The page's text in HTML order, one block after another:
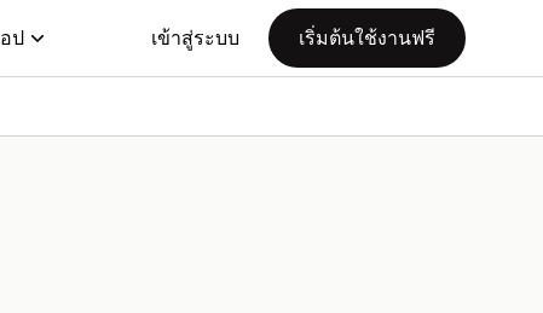
ป เข้าสู่ระบบ เริ่มต้นใช้งานฟรี